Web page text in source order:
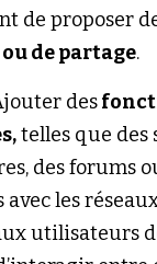
de partage.
des
telles que des
des forums
les
utilisateurs